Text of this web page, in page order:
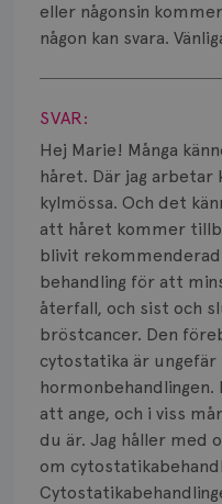
eller någonsin
någon kan svara.
Visa svar
SVAR:
Hej Marie! Många
håret. Där jag arbetar
kylmössa. Och det
att håret kommer
blivit
behandling för att
återfall, och sist och
bröstcancer. Den
cytostatika är
att ange, och i viss
du är. Jag håller med
om